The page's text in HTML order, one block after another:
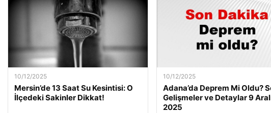
10/12/2025
Mersin’de 13 Saat Su Kesintisi: O
İlçedeki Sakinler Dikkat!
10/12/2025
Adana’da Deprem Mi Oldu?
Gelişmeler ve Detaylar 9
2025